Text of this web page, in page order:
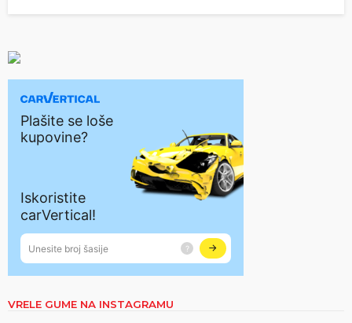
VRELE GUME NA INSTAGRAMU